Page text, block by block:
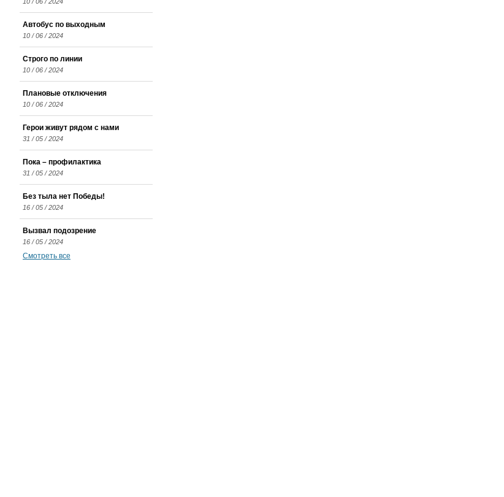
Автобус по выходным
10 / 06 / 2024
Строго по линии
10 / 06 / 2024
Плановые отключения
10 / 06 / 2024
Герои живут рядом с нами
31 / 05 / 2024
Пока – профилактика
31 / 05 / 2024
Без тыла нет Победы!
16 / 05 / 2024
Вызвал подозрение
16 / 05 / 2024
Смотреть все